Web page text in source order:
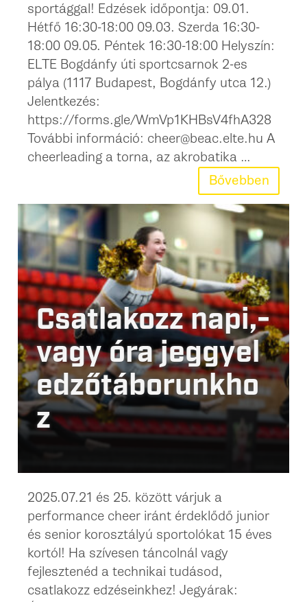
sportággal! Edzések időpontja: 09.01.
Hétfő 16:30-18:00 09.03. Szerda 16:30-
18:00 09.05. Péntek 16:30-18:00 Helyszín:
ELTE Bogdánfy úti sportcsarnok 2-es
pálya (1117 Budapest, Bogdánfy utca 12.)
Jelentkezés:
https://forms.gle/WmVp1KHBsV4fhA328
További információ: cheer@beac.elte.hu A
cheerleading a torna, az akrobatika …
Bővebben
Csatlakozz napi,-
vagy óra jeggyel
edzőtáborunkho
z
2025.07.21 és 25. között várjuk a
performance cheer iránt érdeklődő junior
és senior korosztályú sportolókat 15 éves
kortól! Ha szívesen táncolnál vagy
fejlesztenéd a technikai tudásod,
csatlakozz edzéseinkhez! Jegyárak: